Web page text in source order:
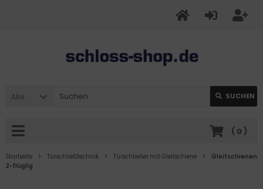
Alle SUCHEN
( 0 )
Startseite Türschließtechnik Türschließer mit Gleitschiene
Gleitschienen
2-flüglig